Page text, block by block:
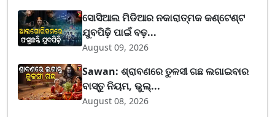
ସୋସିଆଲ ମିଡିଆର ନକାରାତ୍ମକ କଣ୍ଟେଣ୍ଟ
ଯୁବପିଢ଼ି ପାଇଁ ବଢ଼...
August 09, 2026
Sawan: ଶ୍ରାବଣରେ ତୁଳସୀ ଗଛ ଲଗାଇବାର
ବାସ୍ତୁ ନିୟମ, ଭୁଲ୍...
August 08, 2026